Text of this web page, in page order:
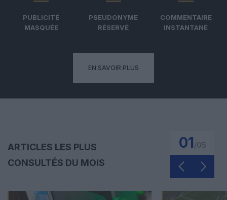
PUBLICITÉ
MASQUÉE
PSEUDONYME
RÉSERVÉ
COMMENTAIRE
INSTANTANÉ
EN SAVOIR PLUS
ARTICLES LES PLUS
CONSULTÉS DU MOIS
01